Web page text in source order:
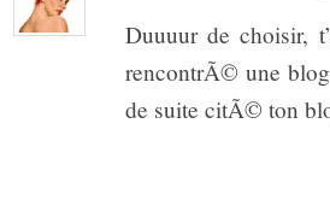
Duuuur de choisir,
rencontrÃ© une
de suite citÃ© ton